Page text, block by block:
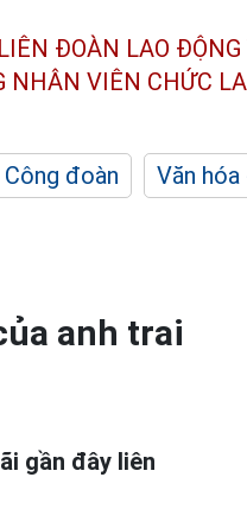
ĐOÀN LAO
NHÂN VIÊN CHỨC
Công đoàn
Văn
anh trai
gần đây liên